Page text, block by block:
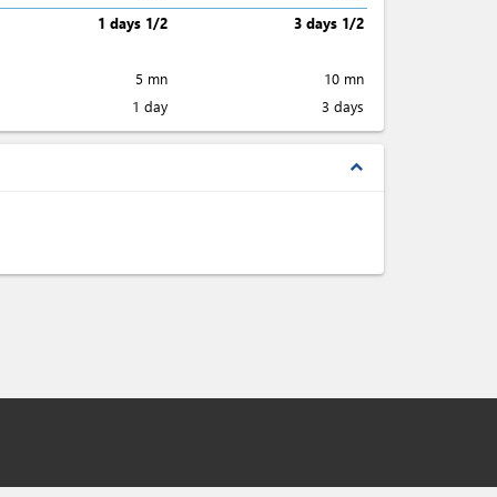
1 days 1/2
3 days 1/2
5 mn
10 mn
1 day 3 days
expand_less